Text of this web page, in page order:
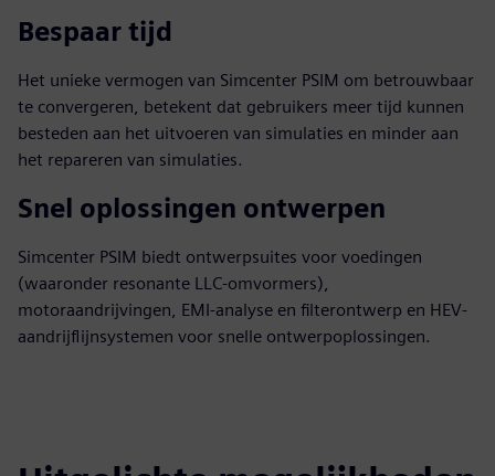
Bespaar tijd
Het unieke vermogen van Simcenter PSIM om betrouwbaar
te convergeren, betekent dat gebruikers meer tijd kunnen
besteden aan het uitvoeren van simulaties en minder aan
het repareren van simulaties.
Snel oplossingen ontwerpen
Simcenter PSIM biedt ontwerpsuites voor voedingen
(waaronder resonante LLC-omvormers),
motoraandrijvingen, EMI-analyse en filterontwerp en HEV-
aandrijflijnsystemen voor snelle ontwerpoplossingen.